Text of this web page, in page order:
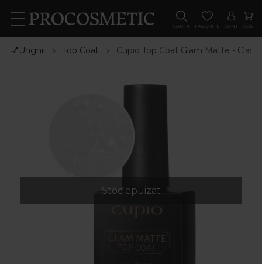
CAUTA FAVORITE CONT COS
💅Unghii Top Coat Cupio Top Coat Glam Matte -
Stoc epuizat